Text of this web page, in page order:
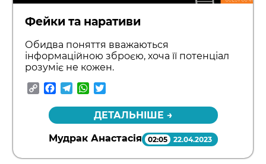
Фейки та наративи
Обидва поняття вважаються
інформаційною зброєю, хоча її потенціал
розуміє не кожен.
CopyFacebook
TelegramWhatsApp
ДЕТАЛЬНІШЕ →
Мудрак Анастасія 02:05 22.04.2023